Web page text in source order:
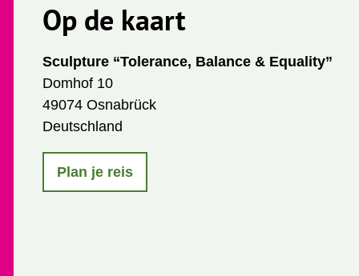
Op de kaart
Sculpture “Tolerance, Balance & Equality”
Domhof 10
49074 Osnabrück
Deutschland
Plan je reis